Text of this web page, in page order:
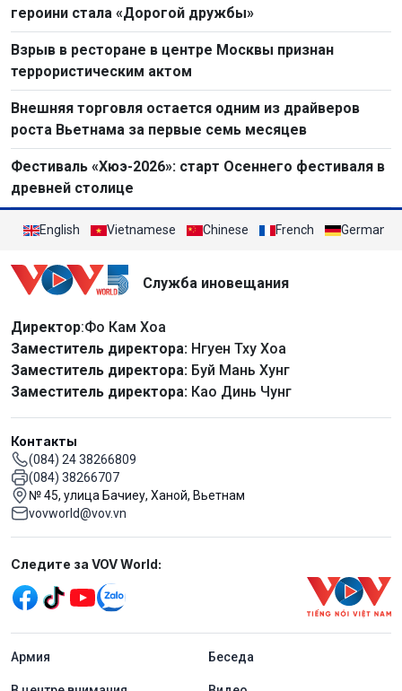
героини стала «Дорогой дружбы»
Взрыв в ресторане в центре Москвы признан
террористическим актом
Внешняя торговля остается одним из драйверов
роста Вьетнама за первые семь месяцев
Фестиваль «Хюэ-2026»: старт Осеннего фестиваля в
древней столице
English Vietnamese Chinese French German
Служба иновещания
Директор:Фо Кам Хоа
Заместитель директора: Нгуен Тху Хоа
Заместитель директора: Буй Мань Хунг
Заместитель директора: Као Динь Чунг
Контакты
(084) 24 38266809
(084) 38266707
№ 45, улица Бачиеу, Ханой, Вьетнам
vovworld@vov.vn
Mạng xã hội
Следите за VOV World:
menu footer tiếng Nga
Aрмия Беседа